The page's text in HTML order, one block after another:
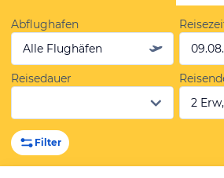
Abflughafen
Alle Flughäfen
Reisedauer
2
Filter